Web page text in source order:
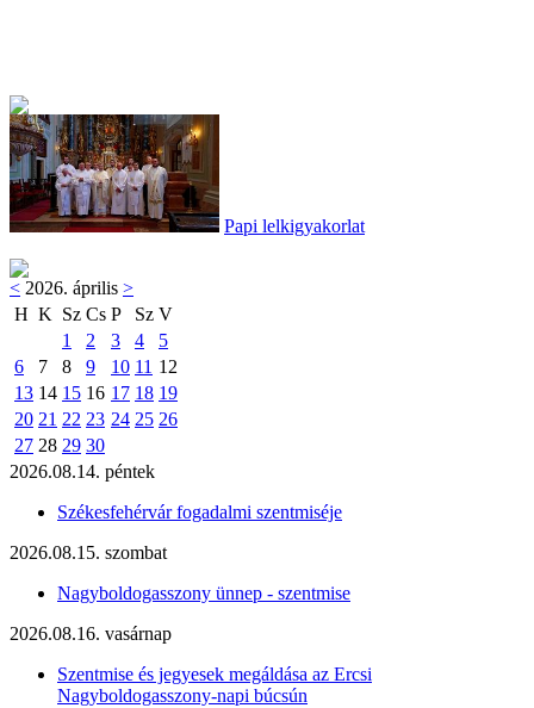
Papi lelkigyakorlat
< 2026. április >
H K Sz Cs P Sz V
1
2 3 4
5
6
7 8 9 10 11 12
13 14 15 16 17 18 19
20 21 22 23 24 25 26
27 28 29 30
2026.08.14. péntek
Székesfehérvár fogadalmi szentmiséje
2026.08.15. szombat
Nagyboldogasszony ünnep - szentmise
2026.08.16. vasárnap
Szentmise és jegyesek megáldása az Ercsi
Nagyboldogasszony-napi búcsún